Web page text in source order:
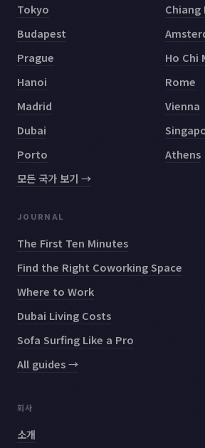
Tokyo
Chiang
Budapest
Prague
Ho Chi
Hanoi
Rome
Madrid
Vienna
Dubai
Porto
Athens
모든 국가 보기 →
JOURNAL
The First Ten Minutes
Find the Right Coworking Space
Where to Work
Dubai Living Costs
Sofa Surfing Like a Pro
All guides →
회사
소개